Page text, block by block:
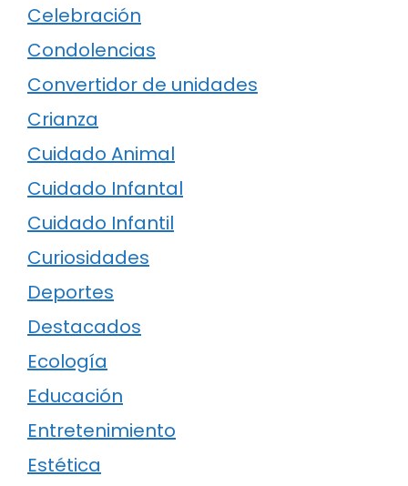
Celebración
Condolencias
Convertidor de unidades
Crianza
Cuidado Animal
Cuidado Infantal
Cuidado Infantil
Curiosidades
Deportes
Destacados
Ecología
Educación
Entretenimiento
Estética